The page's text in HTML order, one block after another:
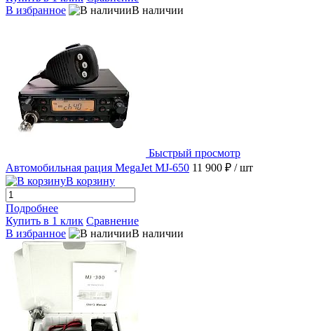
В избранное
В наличии
Быстрый просмотр
Автомобильная рация MegaJet MJ-650 11 900 ₽ / шт
В корзину
Подробнее
Купить в 1 клик Сравнение
В избранное
В наличии